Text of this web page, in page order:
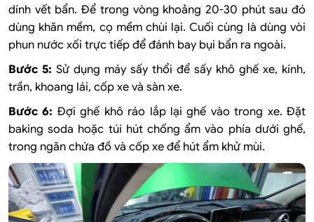
dính vết bẩn.Để trong vòng khoảng 20-30 phút sau đó
dùng khăn mềm, cọ mềm chùi lại. Cuối cùng là dùng vòi
phun nước xối trực tiếp để đánh bay bụi bẩn ra ngoài.
Bước 5: Sử dụng máy sấy thổi để sấy khô ghế xe, kính,
trần, khoang lái, cốp xe và sàn xe.
Bước 6: Đợi ghế khô ráo lắp lại ghế vào trong xe. Đặt
baking soda hoặc túi hút chống ẩm vào phía dưới ghế,
trong ngăn chứa đồ và cốp xe để hút ẩm khử mùi.